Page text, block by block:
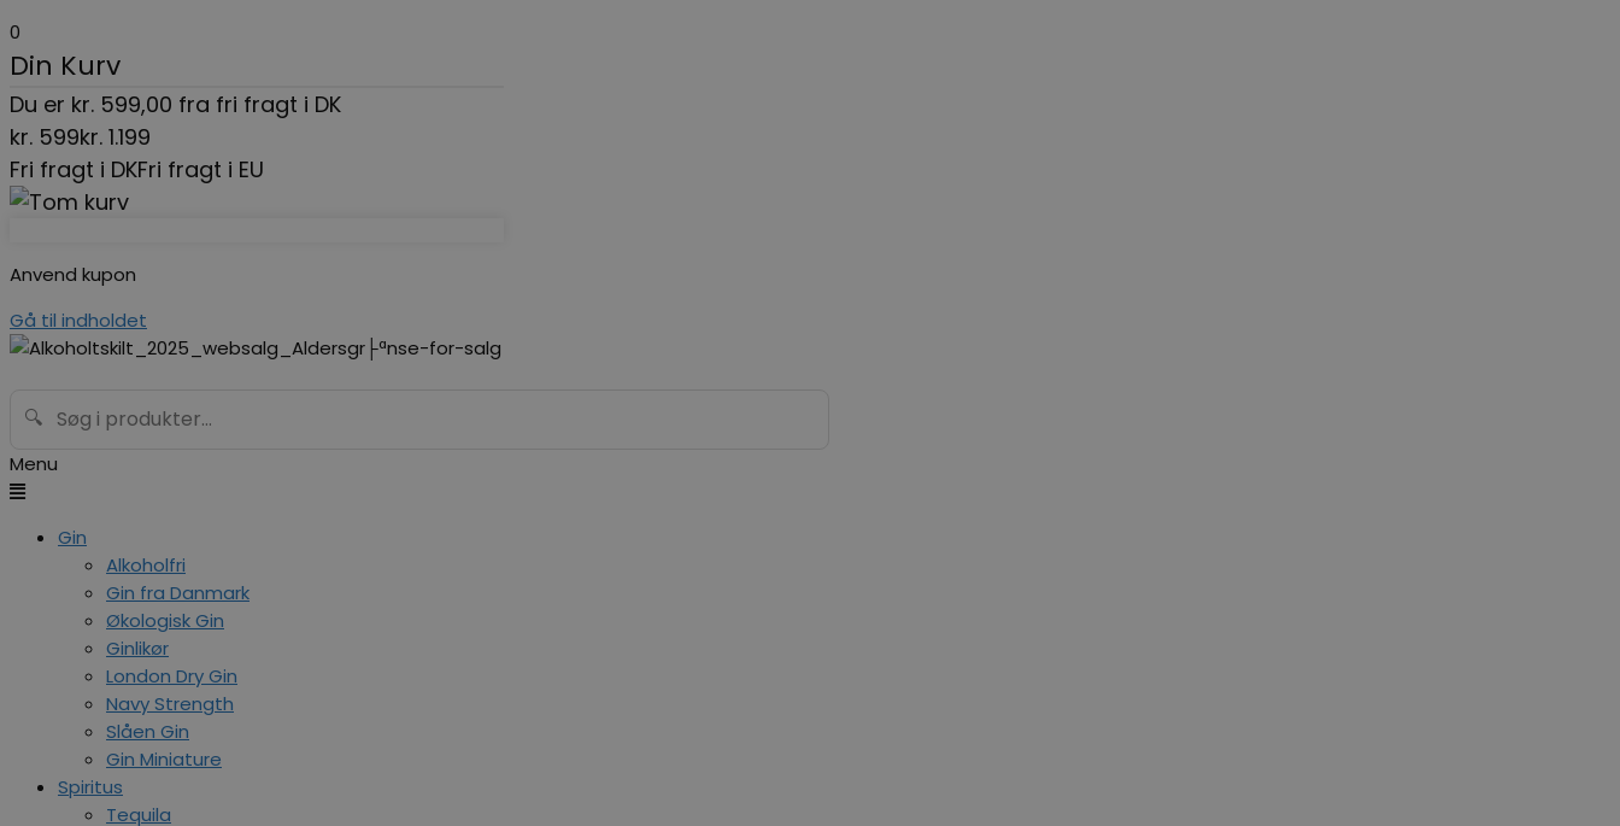
0
Din Kurv
Du er kr. 599,00 fra fri fragt i DK
kr. 599kr. 1.199
Fri fragt i DKFri fragt i EU
Anvend kupon
Gå til indholdet
🔍
Menu
Gin
Alkoholfri
Gin fra Danmark
Økologisk Gin
Ginlikør
London Dry Gin
Navy Strength
Slåen Gin
Gin Miniature
Spiritus
Tequila